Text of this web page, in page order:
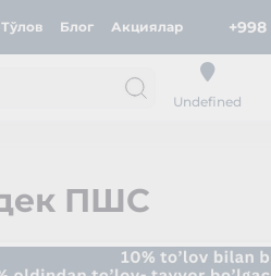
Тўлов Блог Акциялар +998
Undefined
ПШС